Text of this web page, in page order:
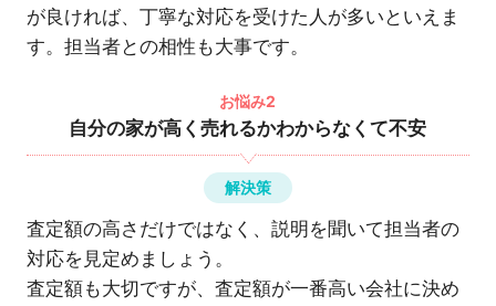
が良ければ、丁寧な対応を受けた人が多いといえま
す。担当者との相性も大事です。
お悩み2
自分の家が高く売れるかわからなくて不安
解決策
査定額の高さだけではなく、説明を聞いて担当者の
対応を見定めましょう。
査定額も大切ですが、査定額が一番高い会社に決め